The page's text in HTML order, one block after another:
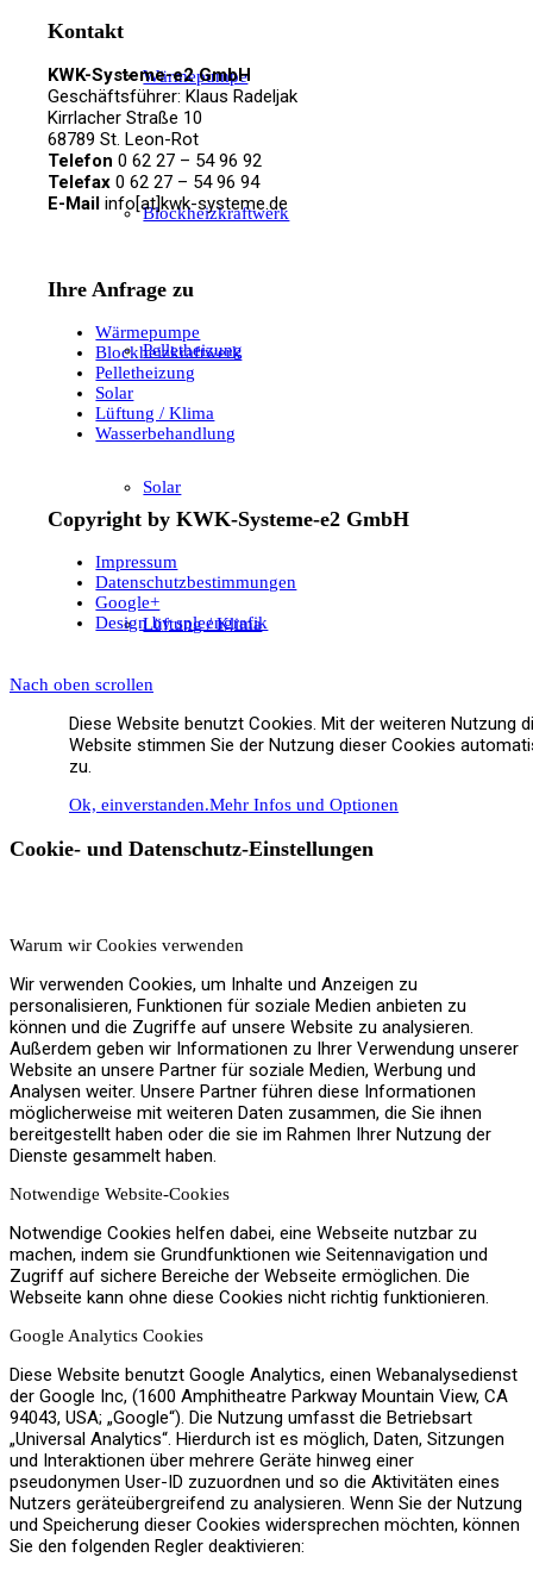
Wärmepumpe
Blockheizkraftwerk
Pelletheizung
Solar
Lüftung / Klima
Referenzen
Kontakt
Menü Menü
Kontakt
KWK-Systeme-e2 GmbH
Geschäftsführer: Klaus Radeljak
Kirrlacher Straße 10
68789 St. Leon-Rot
Telefon 0 62 27 – 54 96 92
Telefax 0 62 27 – 54 96 94
E-Mail info[at]kwk-systeme.de
Ihre Anfrage zu
Wärmepumpe
Blockheizkraftwerk
Pelletheizung
Solar
Lüftung / Klima
Wasserbehandlung
Copyright by KWK-Systeme-e2 GmbH
Impressum
Datenschutzbestimmungen
Google+
Design by spleengrafik
Nach oben scrollen
Diese Website benutzt Cookies. Mit der weiteren Nutzung
Website stimmen Sie der Nutzung dieser Cookies
zu.
Ok, einverstanden.Mehr Infos und Optionen
Cookie- und Datenschutz-Einstellungen
Warum wir Cookies verwenden
Wir verwenden Cookies, um Inhalte und Anzeigen zu
personalisieren, Funktionen für soziale Medien anbieten zu
können und die Zugriffe auf unsere Website zu analysieren.
Außerdem geben wir Informationen zu Ihrer Verwendung unserer
Website an unsere Partner für soziale Medien, Werbung und
Analysen weiter. Unsere Partner führen diese Informationen
möglicherweise mit weiteren Daten zusammen, die Sie ihnen
bereitgestellt haben oder die sie im Rahmen Ihrer Nutzung der
Dienste gesammelt haben.
Notwendige Website-Cookies
Notwendige Cookies helfen dabei, eine Webseite nutzbar zu
machen, indem sie Grundfunktionen wie Seitennavigation und
Zugriff auf sichere Bereiche der Webseite ermöglichen. Die
Webseite kann ohne diese Cookies nicht richtig funktionieren.
Google Analytics Cookies
Diese Website benutzt Google Analytics, einen Webanalysedienst
der Google Inc, (1600 Amphitheatre Parkway Mountain View, CA
94043, USA; „Google“). Die Nutzung umfasst die Betriebsart
„Universal Analytics“. Hierdurch ist es möglich, Daten, Sitzungen
und Interaktionen über mehrere Geräte hinweg einer
pseudonymen User-ID zuzuordnen und so die Aktivitäten eines
Nutzers geräteübergreifend zu analysieren. Wenn Sie der Nutzung
und Speicherung dieser Cookies widersprechen möchten, können
Sie den folgenden Regler deaktivieren: